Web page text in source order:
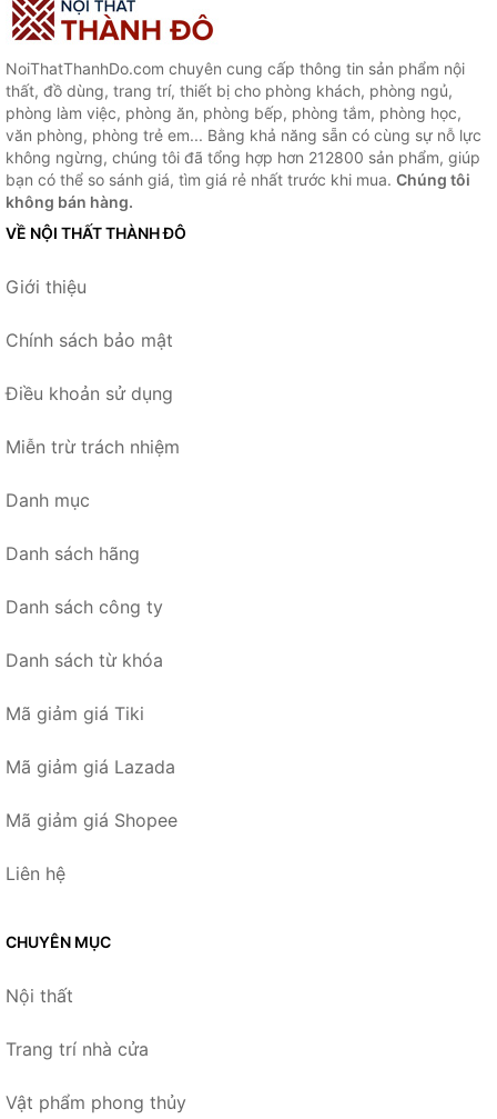
NoiThatThanhDo.com chuyên cung cấp thông tin sản phẩm nội
thất, đồ dùng, trang trí, thiết bị cho phòng khách, phòng ngủ,
phòng làm việc, phòng ăn, phòng bếp, phòng tắm, phòng học,
văn phòng, phòng trẻ em... Bằng khả năng sẵn có cùng sự nỗ lực
không ngừng, chúng tôi đã tổng hợp hơn 212800 sản phẩm, giúp
bạn có thể so sánh giá, tìm giá rẻ nhất trước khi mua. Chúng tôi
không bán hàng.
VỀ NỘI THẤT THÀNH ĐÔ
Giới thiệu
Chính sách bảo mật
Điều khoản sử dụng
Miễn trừ trách nhiệm
Danh mục
Danh sách hãng
Danh sách công ty
Danh sách từ khóa
Mã giảm giá Tiki
Mã giảm giá Lazada
Mã giảm giá Shopee
Liên hệ
CHUYÊN MỤC
Nội thất
Trang trí nhà cửa
Vật phẩm phong thủy